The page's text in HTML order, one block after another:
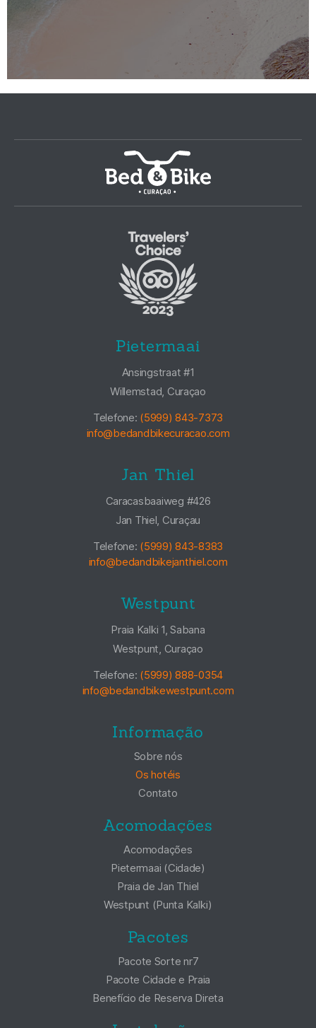
Pietermaai
Ansingstraat #1
Willemstad, Curaçao
Telefone: (5999) 843-7373
info@bedandbikecuracao.com
Jan Thiel
Caracasbaaiweg #426
Jan Thiel, Curaçau
Telefone: (5999) 843-8383
info@bedandbikejanthiel.com
Westpunt
Praia Kalki 1, Sabana
Westpunt, Curaçao
Telefone: (5999) 888-0354
info@bedandbikewestpunt.com
Informação
Sobre nós
Os hotéis
Contato
Acomodações
Acomodações
Pietermaai (Cidade)
Praia de Jan Thiel
Westpunt (Punta Kalki)
Pacotes
Pacote Sorte nr7
Pacote Cidade e Praia
Benefício de Reserva Direta